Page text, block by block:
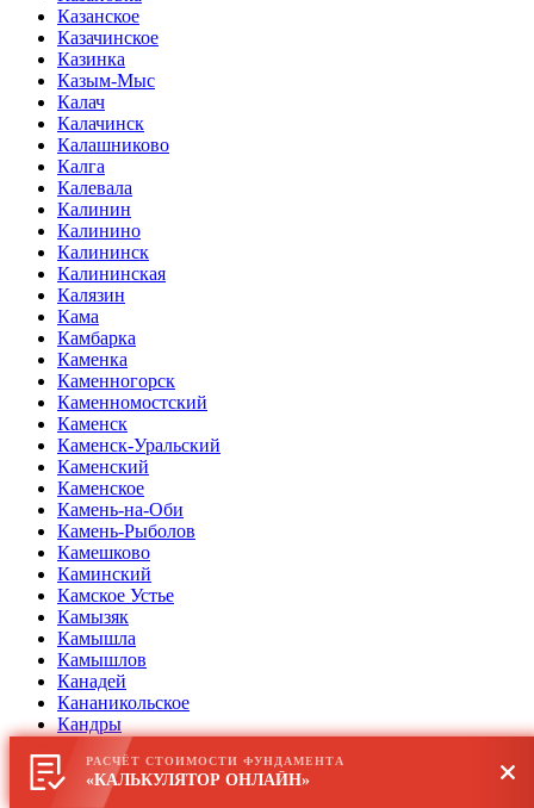
Казанское
Казачинское
Казинка
Казым-Мыс
Калач
Калачинск
Калашниково
Калга
Калевала
Калинин
Калинино
Калининск
Калининская
Калязин
Кама
Камбарка
Каменка
Каменногорск
Каменномостский
Каменск
Каменск-Уральский
Каменский
Каменское
Камень-на-Оби
Камень-Рыболов
Камешково
Каминский
Камское Устье
Камызяк
Камышла
Камышлов
Канадей
Кананикольское
Кандры
Каневская
Кантемировка
Капустин Яр
РАСЧЁТ СТОИМОСТИ ФУНДАМЕНТА
«КАЛЬКУЛЯТОР ОНЛАЙН»